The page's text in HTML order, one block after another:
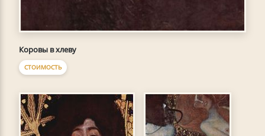
Коровы в хлеву
СТОИМОСТЬ